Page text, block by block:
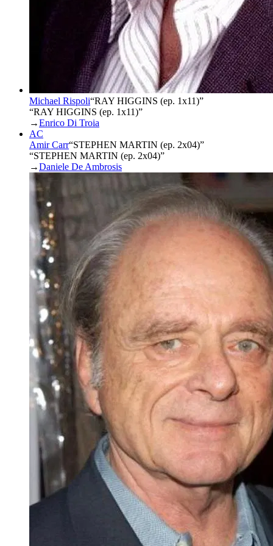
Michael Rispoli“RAY HIGGINS (ep. 1x11)”
“RAY HIGGINS (ep. 1x11)”
→Enrico Di Troia
AC
Amir Carr“STEPHEN MARTIN (ep. 2x04)”
“STEPHEN MARTIN (ep. 2x04)”
→Daniele De Ambrosis